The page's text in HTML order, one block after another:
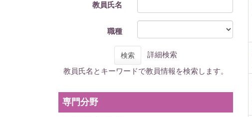
教員氏名
職種
検索
詳細検索
教員氏名とキーワードで教員情報を検索します。
専門分野